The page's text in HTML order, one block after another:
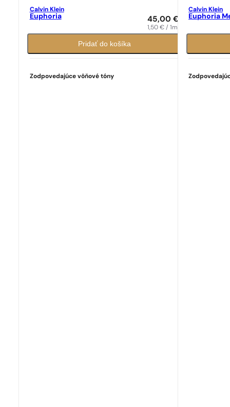
Calvin Klein
Euphoria 45,00 €
1,50 € / 1ml
Pridať do košíka
Zodpovedajúce vôňové tóny
Calvin Klein
Euphoria